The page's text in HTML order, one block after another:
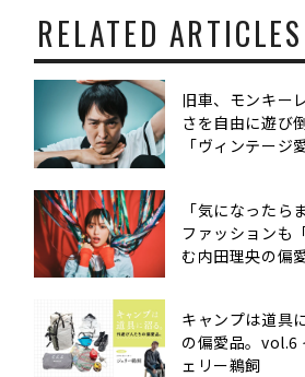
RELATED ARTICLES
旧車、モンキー
さを自由に遊び
「ヴィンテージ愛
「気になったら
ファッションも
む内田理央の偏
キャンプは道具
の偏愛品。vol.6
ェリー鵜飼